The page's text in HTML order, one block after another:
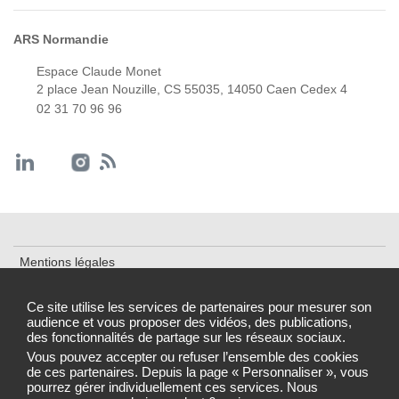
Ce site utilise les services de partenaires pour mesurer son
audience et vous proposer des vidéos, des publications,
des fonctionnalités de partage sur les réseaux sociaux.
Vous pouvez accepter ou refuser l’ensemble des cookies
de ces partenaires. Depuis la page « Personnaliser », vous
pourrez gérer individuellement ces services. Nous
ARS Normandie
Espace Claude Monet
2 place Jean Nouzille, CS 55035, 14050 Caen Cedex 4
02 31 70 96 96
Mentions légales
Accessibilité : partiellement conforme
Gestion des cookies